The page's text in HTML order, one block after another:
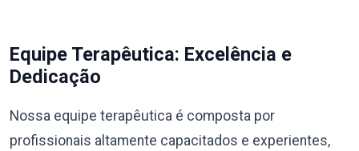
Equipe Terapêutica: Excelência e
Dedicação
Nossa equipe terapêutica é composta por
profissionais altamente capacitados e experientes,